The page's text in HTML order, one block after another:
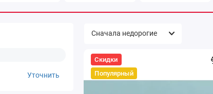
Уточнить
Скидки
Популярный